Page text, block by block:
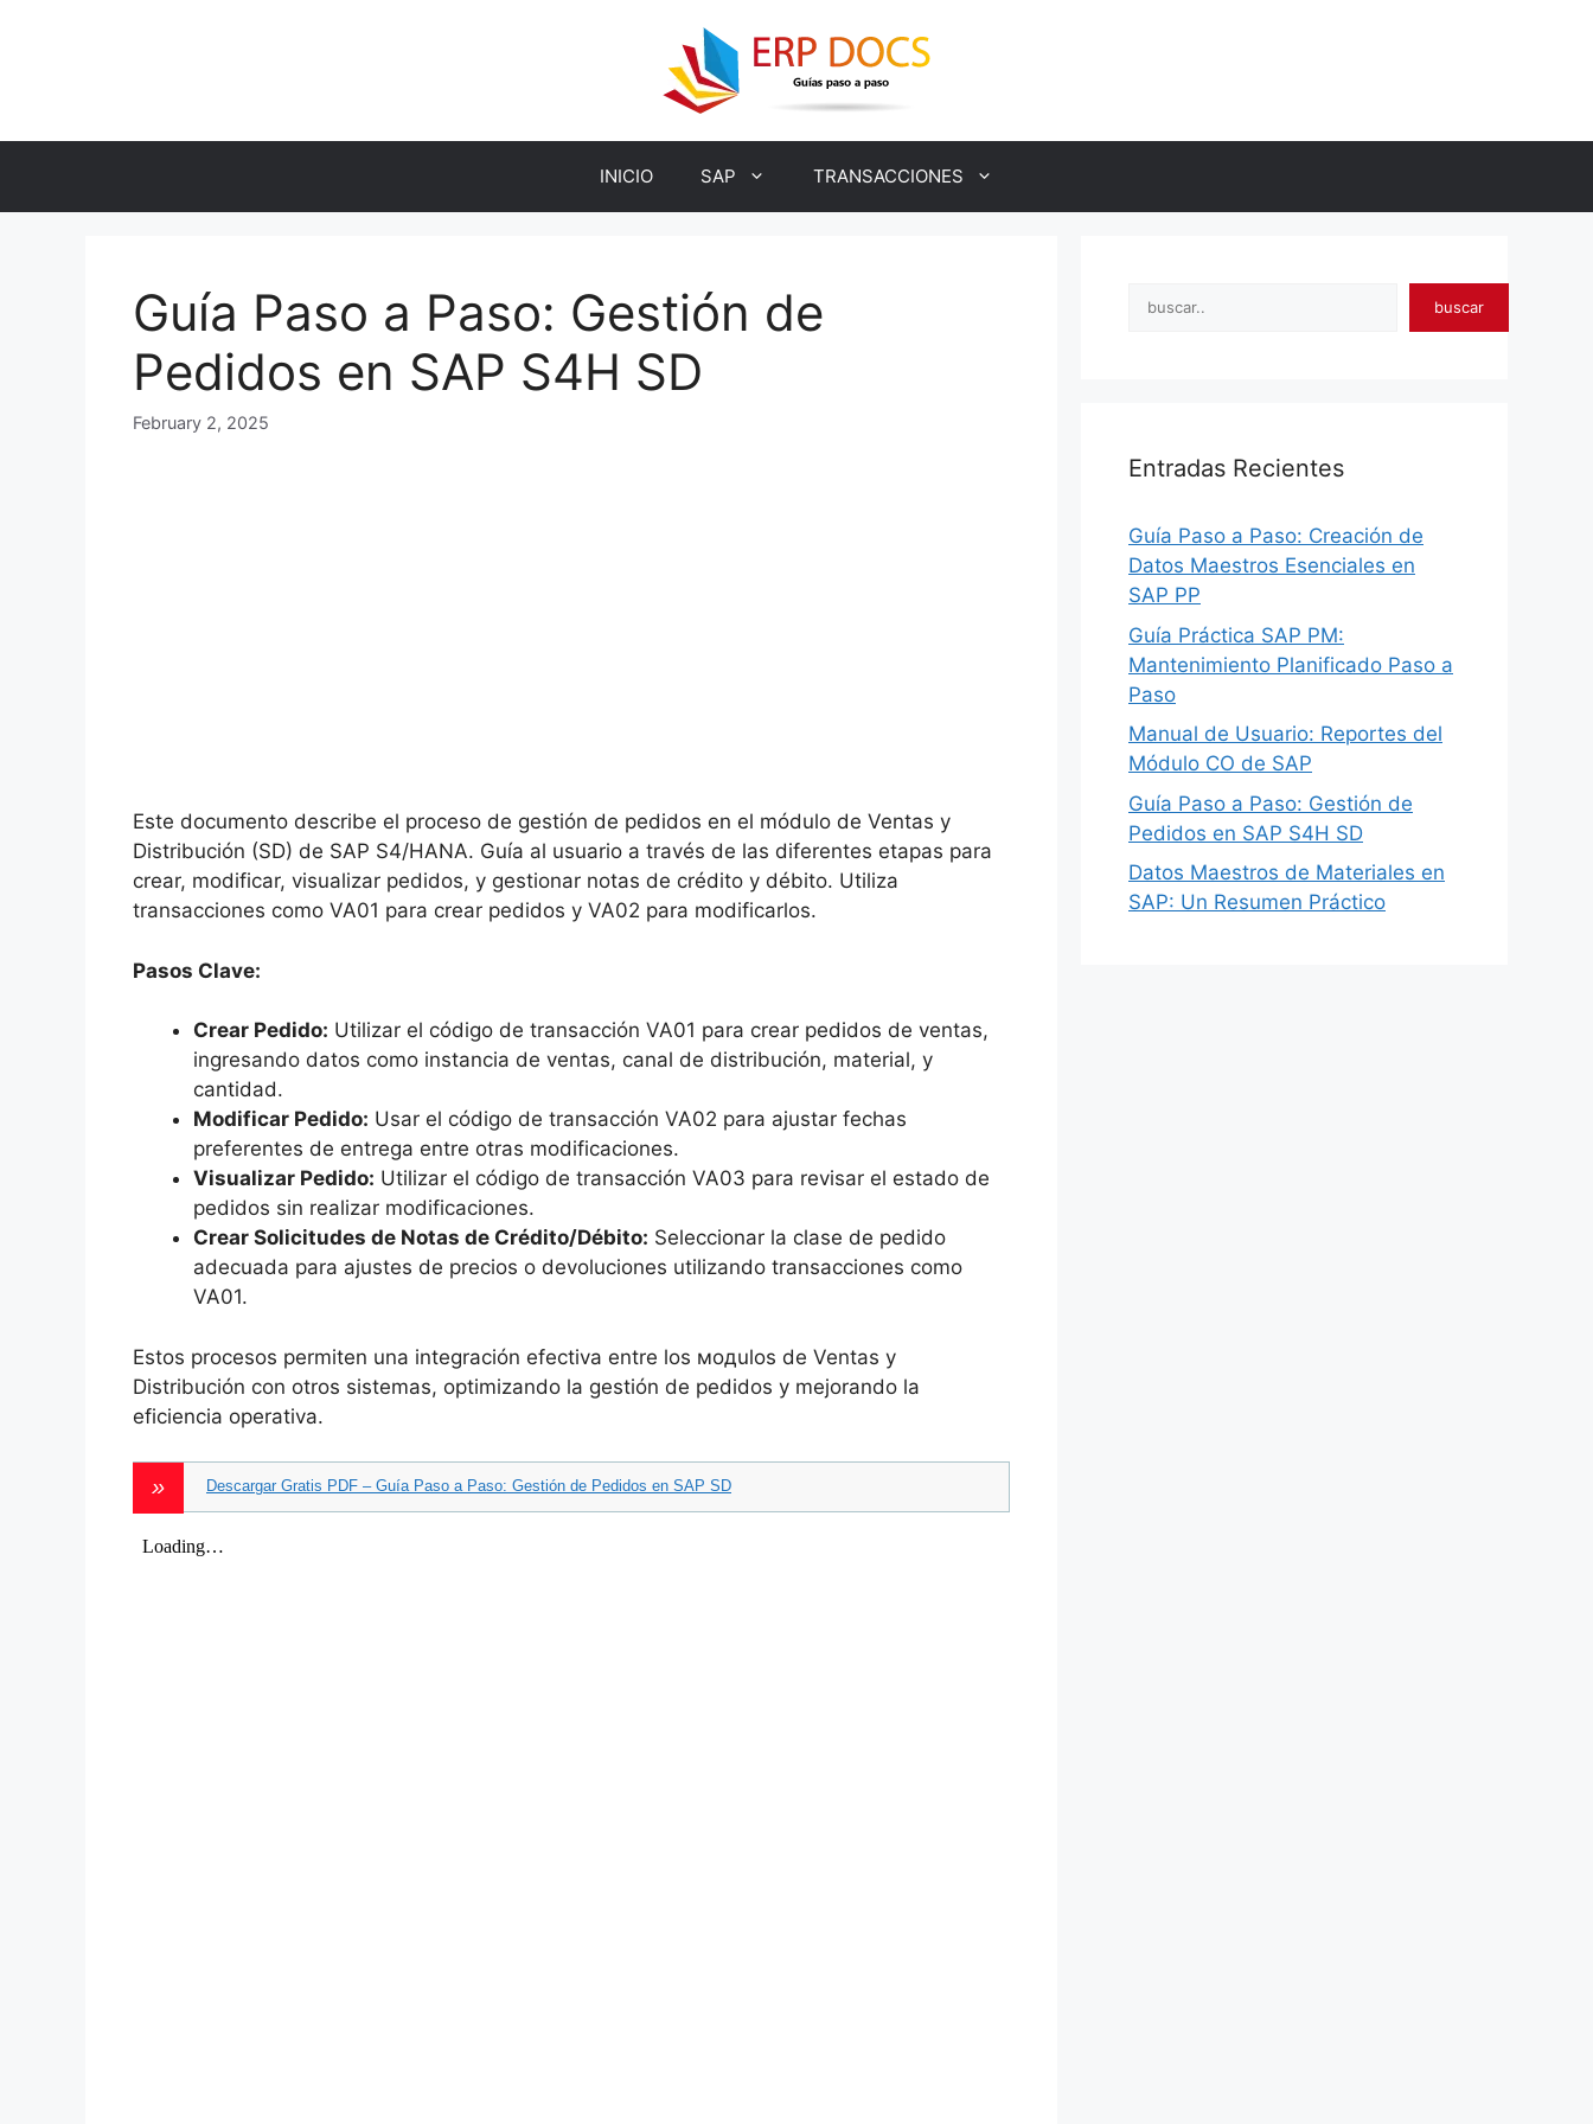
INICIO SAP TRANSACCIONES
Guía Paso a Paso: Gestión de
Pedidos en SAP S4H SD
February 2, 2025
Este documento describe el proceso de gestión de pedidos en el módulo de Ventas y
Distribución (SD) de SAP S4/HANA. Guía al usuario a través de las diferentes etapas para
crear, modificar, visualizar pedidos, y gestionar notas de crédito y débito. Utiliza
transacciones como VA01 para crear pedidos y VA02 para modificarlos.
Pasos Clave:
Crear Pedido: Utilizar el código de transacción VA01 para crear pedidos de ventas,
ingresando datos como instancia de ventas, canal de distribución, material, y
cantidad.
Modificar Pedido: Usar el código de transacción VA02 para ajustar fechas
preferentes de entrega entre otras modificaciones.
Visualizar Pedido: Utilizar el código de transacción VA03 para revisar el estado de
pedidos sin realizar modificaciones.
Crear Solicitudes de Notas de Crédito/Débito: Seleccionar la clase de pedido
adecuada para ajustes de precios o devoluciones utilizando transacciones como
VA01.
Estos procesos permiten una integración efectiva entre los модulos de Ventas y
Distribución con otros sistemas, optimizando la gestión de pedidos y mejorando la
eficiencia operativa.
Descargar Gratis PDF – Guía Paso a Paso: Gestión de Pedidos en SAP SD
Search buscar
Entradas Recientes
Guía Paso a Paso: Creación de
Datos Maestros Esenciales en
SAP PP
Guía Práctica SAP PM:
Mantenimiento Planificado Paso a
Paso
Manual de Usuario: Reportes del
Módulo CO de SAP
Guía Paso a Paso: Gestión de
Pedidos en SAP S4H SD
Datos Maestros de Materiales en
SAP: Un Resumen Práctico